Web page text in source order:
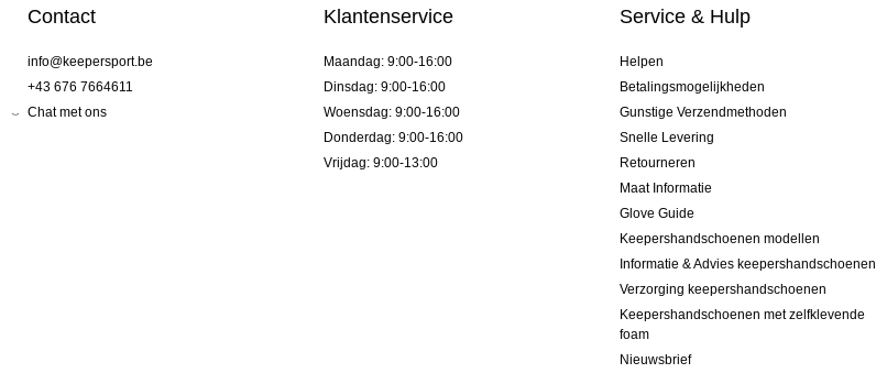
Contact
info@keepersport.be
+43 676 7664611
Chat met ons
Klantenservice
Maandag: 9:00-16:00
Dinsdag: 9:00-16:00
Woensdag: 9:00-16:00
Donderdag: 9:00-16:00
Vrijdag: 9:00-13:00
Service & Hulp
Helpen
Betalingsmogelijkheden
Gunstige Verzendmethoden
Snelle Levering
Retourneren
Maat Informatie
Glove Guide
Keepershandschoenen modellen
Informatie & Advies keepershandschoenen
Verzorging keepershandschoenen
Keepershandschoenen met zelfklevende
foam
Nieuwsbrief